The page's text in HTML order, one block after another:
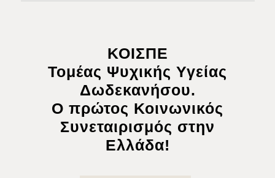
ΚΟΙΣΠΕ
Τομέας Ψυχικής Υγείας
Δωδεκανήσου.
Ο πρώτος Κοινωνικός
Συνεταιρισμός στην
Ελλάδα!